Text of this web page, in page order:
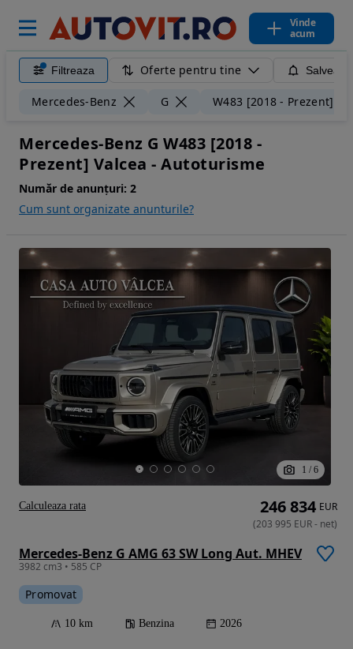
Vinde
acum
Filtreaza Oferte pentru tine
Mercedes-Benz G W483 [2018 - Prezent]
Mercedes-Benz G W483 [2018 -
Prezent] Valcea - Autoturisme
Număr de anunțuri: 2
Cum sunt organizate anunturile?
1 / 6
Mercedes-Benz G AMG 63 SW Long Aut. MHEV
3982 cm3 • 585 CP
Promovat
10 km Benzina 2026
246 834 EUR
(203 995 EUR- net)
Calculeaza rata